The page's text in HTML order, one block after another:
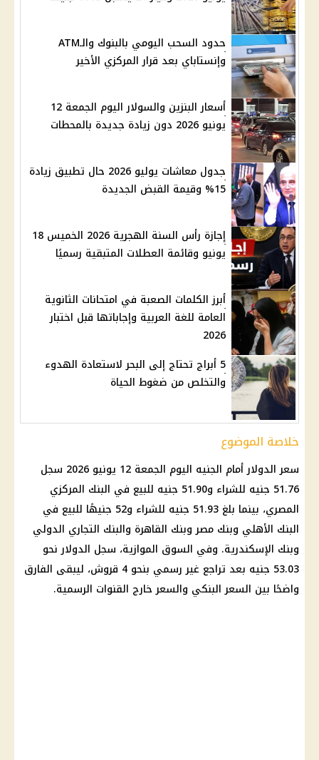
حدود السحب اليومي بالبنوك والـATM
وإنستاباي بعد قرار المركزي الأخير
أسعار البنزين والسولار اليوم الجمعة 12
يونيو 2026 دون زيادة جديدة بالمحطات
جدول معاشات يوليو 2026 حال تطبيق زيادة
15% وقيمة القبض الجديدة
إجازة رأس السنة الهجرية 2026 الخميس 18
يونيو وقائمة العطلات المتبقية رسميًا
أبرز الكلمات الصعبة في امتحانات الثانوية
العامة للغة العربية وإجاباتها قبل اختبار
2026
5 أبراج تحتاج إلى البحر لاستعادة الهدوء
والتخلص من ضغوط الحياة
خلاصة الموضوع
سعرالدولار أمام الجنيه
اليوم الجمعة 12 يونيو 2026 سجل
51.76 جنيه للشراء و51.90 جنيه للبيع في
البنك المركزي
المصري، بينما بلغ 51.93 جنيه للشراء و52 جنيهًا للبيع في
البنك الأهلي وبنك مصر وبنك القاهرة والبنك التجاري الدولي
وبنك الإسكندرية. وفي السوق الموازية، سجل الدولارنحو
53.03 جنيه بعد تراجع غير رسمي بنحو 4 قروش، ليبقى الفارق
واضحًا بين السعر البنكي والسعر خارج القنوات الرسمية.